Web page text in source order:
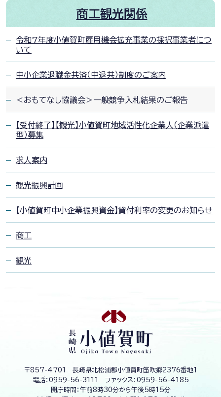
商工観光関係
令和7年度小値賀町雇用機会拡充事業の採択事業者につ
いて
中小企業退職金共済（中退共）制度のご案内
＜おもてなし協議会＞一般競争入札結果のご報告
【受付終了】【観光】小値賀町地域活性化企業人（企業派遣
型）募集
求人案内
観光振興計画
【小値賀町中小企業振興資金】貸付利率の変更のお知らせ
商工
観光
県
小
値
賀
O
j
k
〒857-4701 長崎県北松浦郡小値賀町笛吹郷2376番地1
電話： 0959-56-3111 ファックス： 0959-56-4185
開庁時間：午前8時30分から午後5時15分